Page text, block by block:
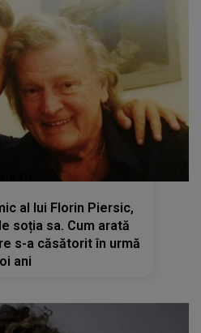
al lui Florin Piersic,
soția sa. Cum arată
s-a căsătorit în urmă
ani